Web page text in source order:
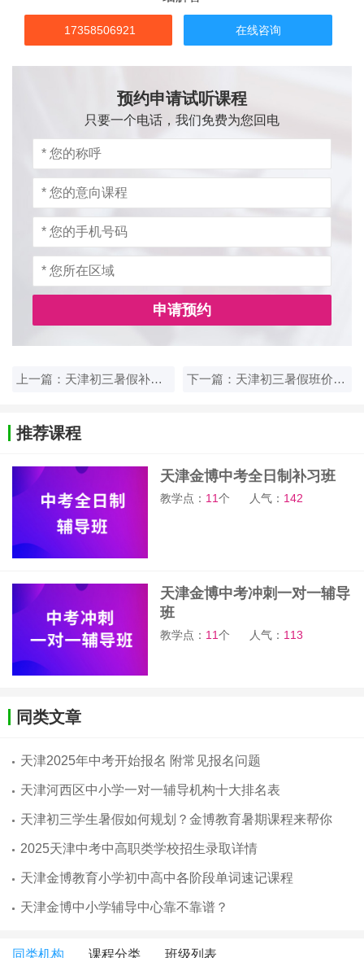
17358506921 在线咨询
预约申请试听课程
只要一个电话，我们免费为您回电
申请预约
上一篇：天津初三暑假补习选哪家？金博教育暑期班值得报吗 下一篇：天津初三暑假班价格多少？金博教育暑期课程费用详情
推荐课程
天津金博中考全日制补习班
教学点： 11个 人气： 142
天津金博中考冲刺一对一辅导
班
教学点： 11个 人气： 113
同类文章
天津2025年中考开始报名 附常见报名问题
天津河西区中小学一对一辅导机构十大排名表
天津初三学生暑假如何规划？金博教育暑期课程来帮你
2025天津中考中高职类学校招生录取详情
天津金博教育小学初中高中各阶段单词速记课程
天津金博中小学辅导中心靠不靠谱？
同类机构 课程分类 班级列表